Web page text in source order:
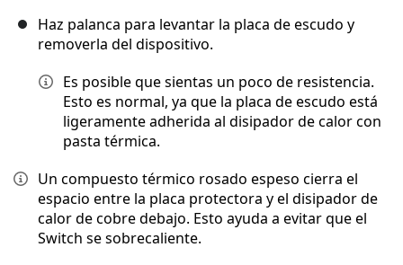
Haz palanca para levantar la placa de escudo y
removerla del dispositivo.
Es posible que sientas un poco de resistencia.
Esto es normal, ya que la placa de escudo está
ligeramente adherida al disipador de calor con
pasta térmica.
Un compuesto térmico rosado espeso cierra el
espacio entre la placa protectora y el disipador de
calor de cobre debajo. Esto ayuda a evitar que el
Switch se sobrecaliente.